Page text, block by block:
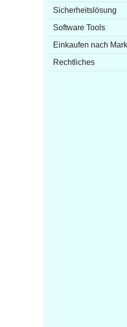
Sicherheitslösung
Software Tools
Einkaufen nach
Rechtliches